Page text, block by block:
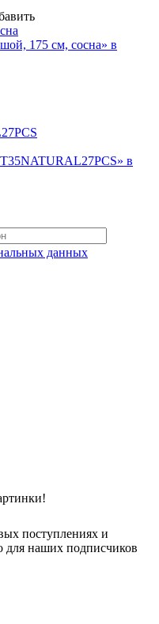
данных
поступлениях и
для наших подписчиков